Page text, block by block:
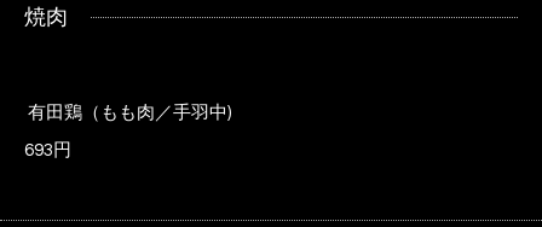
焼肉
有田鶏（もも肉／手羽中)
693円